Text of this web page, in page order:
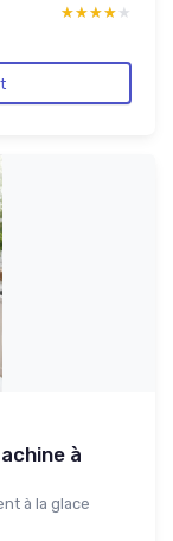
★★★★★
★★★★★
à
à la glace